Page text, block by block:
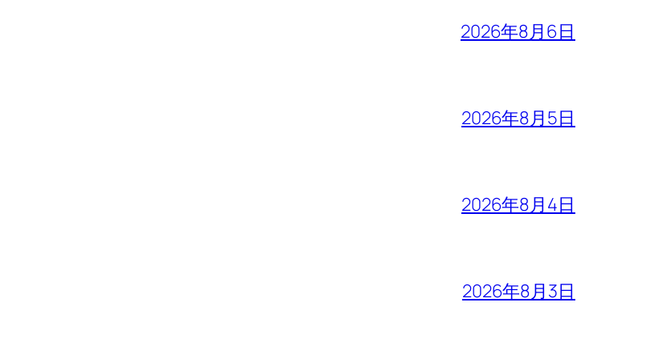
2026年8月6日
2026年8月5日
2026年8月4日
2026年8月3日